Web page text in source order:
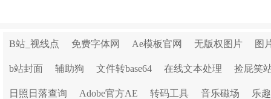
B站_视线点 免费字体网 Ae模板官网 无版权图片 图
b站封面 辅助狗 文件转base64 在线文本处理 捡屁笑
日照日落查询 Adobe官方AE 转码工具 音乐磁场 乐